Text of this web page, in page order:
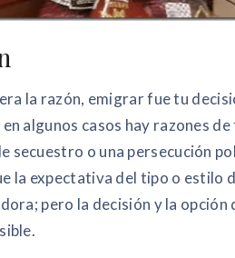
la razón, emigrar fue tu
algunos casos hay razones
secuestro o una persecución
la expectativa del tipo o estilo
pero la decisión y la opción